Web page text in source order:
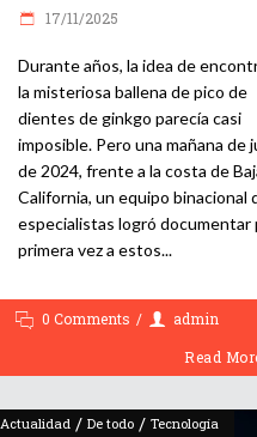
17/11/2025
Durante años, la idea de
la misteriosa ballena de pico de
dientes de ginkgo parecía casi
imposible. Pero una mañana de
de 2024, frente a la costa de
California, un equipo binacional
especialistas logró documentar
primera vez a estos
0 Comments
admin
Read
Actualidad / De todo / Tecnología